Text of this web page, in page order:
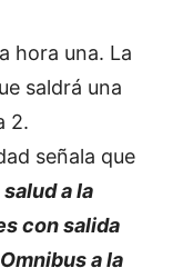
hora una. La
saldrá una
2.
señala que
a la
con salida
a la